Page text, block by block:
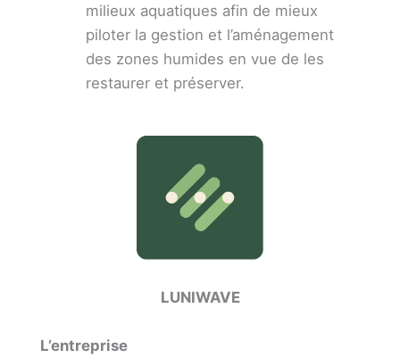
milieux aquatiques afin de mieux
piloter la gestion et l’aménagement
des zones humides en vue de les
restaurer et préserver.
LUNIWAVE
L’entreprise